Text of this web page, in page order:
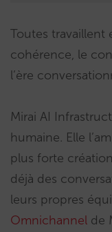
Toutes travaillent
cohérence, le
l’ère
Mirai AI
humaine. Elle
plus forte
déjà des
leurs propres
Omnichannel de